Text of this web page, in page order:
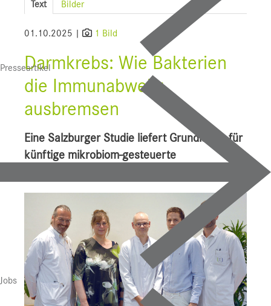
Presseartikel
Jobs
UI f. Sportmedizin
Pressebilder
Text Bilder
01.10.2025 | 1 Bild
Darmkrebs: Wie Bakterien
die Immunabwehr
ausbremsen
Eine Salzburger Studie liefert Grundlagen für
künftige mikrobiom-gesteuerte